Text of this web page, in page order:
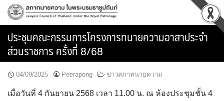
Skip
ประชุมคณะกรรมการโครงการทนายความอาสาประจำ
ส่วนราชการ ครั้งที่ 8/68
04/09/2025 Peerapong ข่าวสภาทนายความ
เมื่อวันที่ 4 กันยายน 2568 เวลา 11.00 น. ณ ห้องประชุมชั้น 4